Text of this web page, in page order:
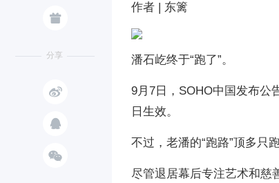

分享



作者 | 东篱
潘石屹终于“跑了”。
9月7日，SOHO中国发布公
日生效。
不过，老潘的“跑路”顶多只
尽管退居幕后专注艺术和慈